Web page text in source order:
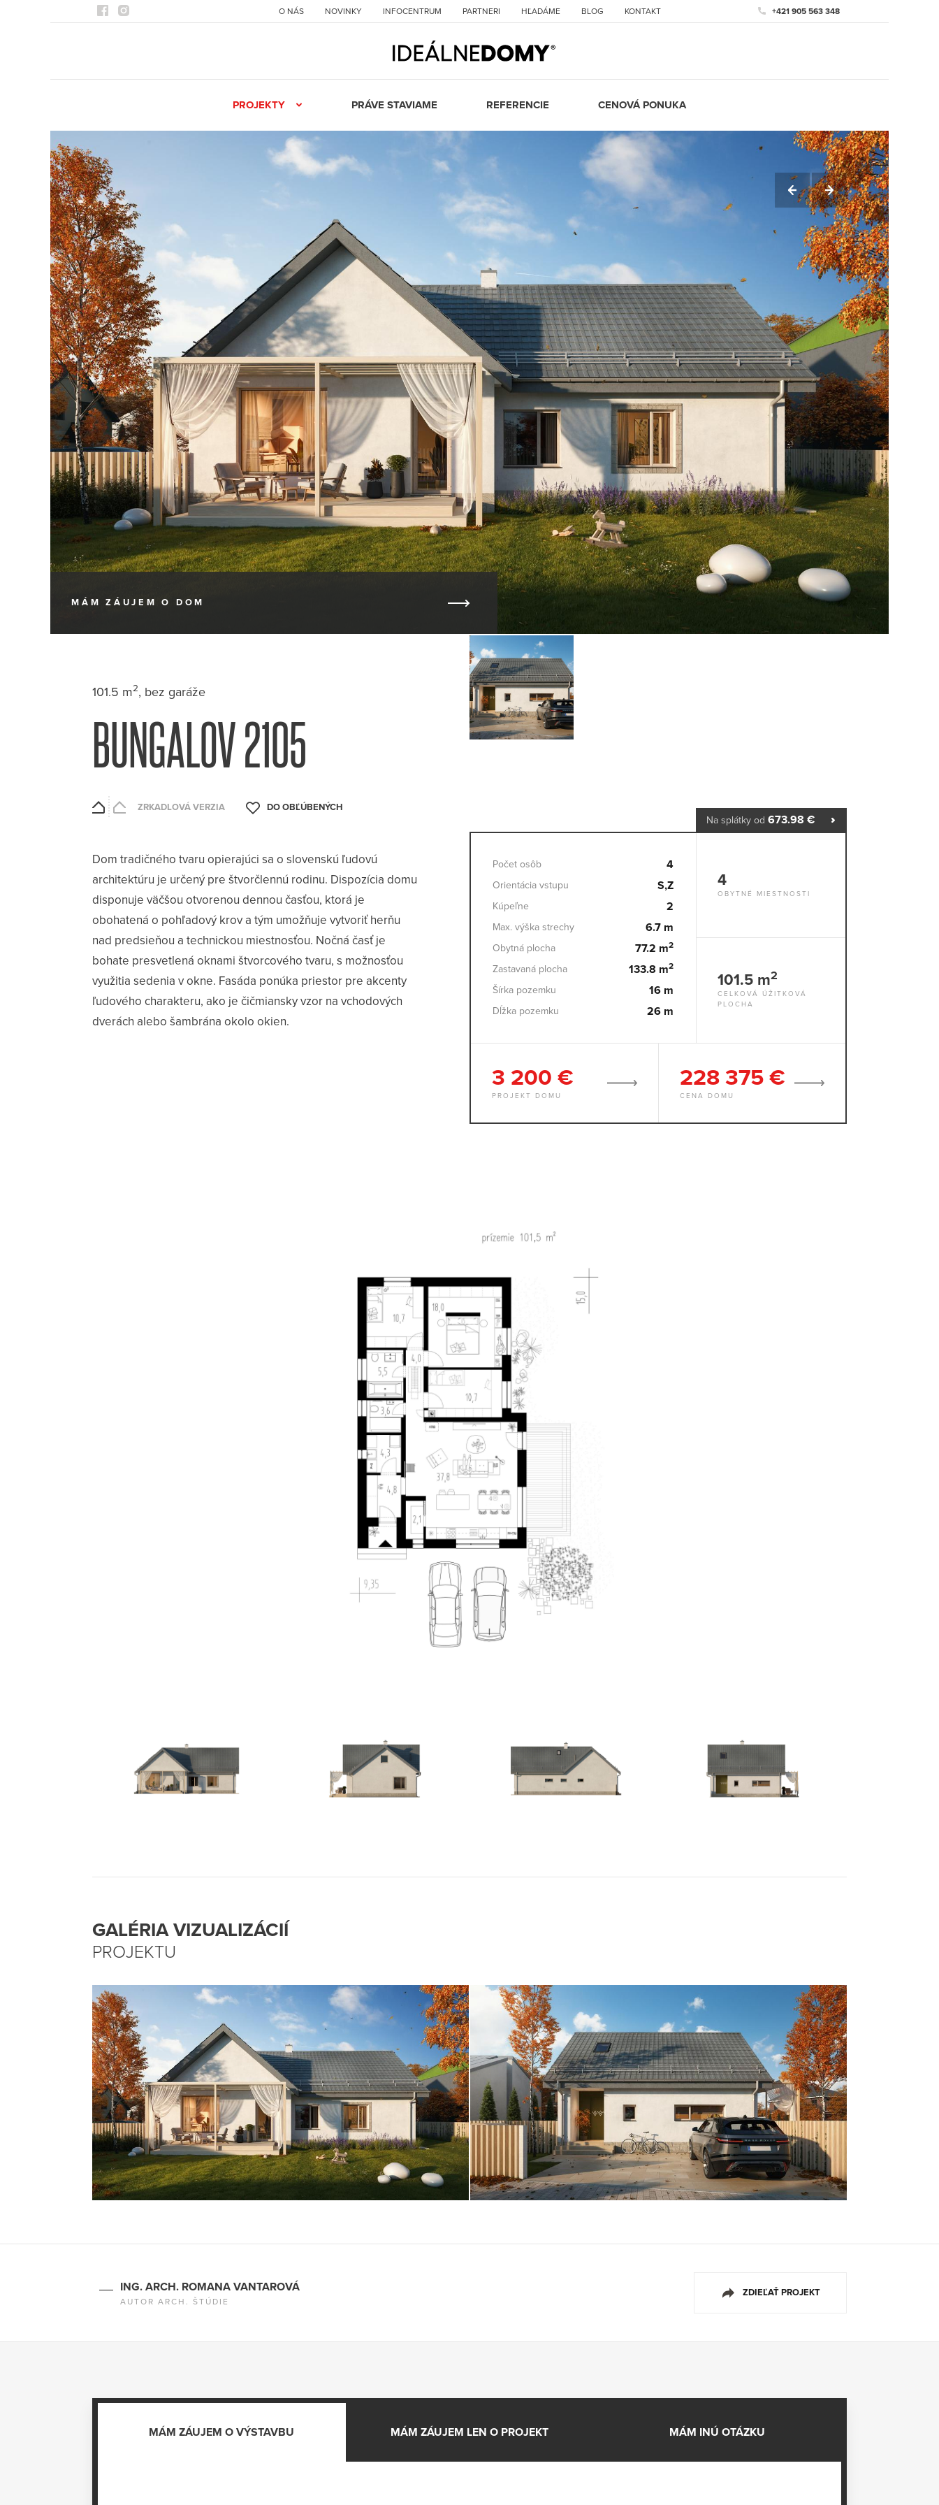
O NÁS NOVINKY INFOCENTRUM PARTNERI HĽADÁME BLOG KONTAKT +421 905 563 348
PROJEKTY PRÁVE STAVIAME REFERENCIE CENOVÁ PONUKA
MÁM ZÁUJEMO DOM
101.5 m2, bez garáže
BUNGALOV 2105
ZRKADLOVÁ VERZIA
Dom tradičného tvaru opierajúci sa o slovenskú ľudovú
architektúru je určený pre štvorčlennú rodinu. Dispozícia domu
disponuje väčšou otvorenou dennou časťou, ktorá je
obohatená o pohľadový krov a tým umožňuje vytvoriť herňu
nad predsieňou a technickou miestnosťou. Nočná časť je
bohate presvetlená oknami štvorcového tvaru, s možnosťou
využitia sedenia v okne. Fasáda ponúka priestor pre akcenty
ľudového charakteru, ako je čičmiansky vzor na vchodových
dverách alebo šambrána okolo okien.
Na splátky od 673.98 €
Počet osôb 4
Orientácia vstupu S,Z
Kúpeľne 2
Max. výška strechy 6.7 m
Obytná plocha 77.2 m2
Zastavaná plocha 133.8 m2
Šírka pozemku 16 m
Dĺžka pozemku 26 m
4
OBYTNÉ MIESTNOSTI
101.5 m2
CELKOVÁ ÚŽITKOVÁ
PLOCHA
3 200 €
PROJEKT DOMU
228 375 €
CENA DOMU
GALÉRIA VIZUALIZÁCIÍ
PROJEKTU
ING. ARCH. ROMANA VANTAROVÁ
AUTOR ARCH. ŠTÚDIE
ZDIEĽAŤ PROJEKT
MÁM ZÁUJEM O VÝSTAVBU MÁM ZÁUJEM LEN O PROJEKT MÁM INÚ OTÁZKU